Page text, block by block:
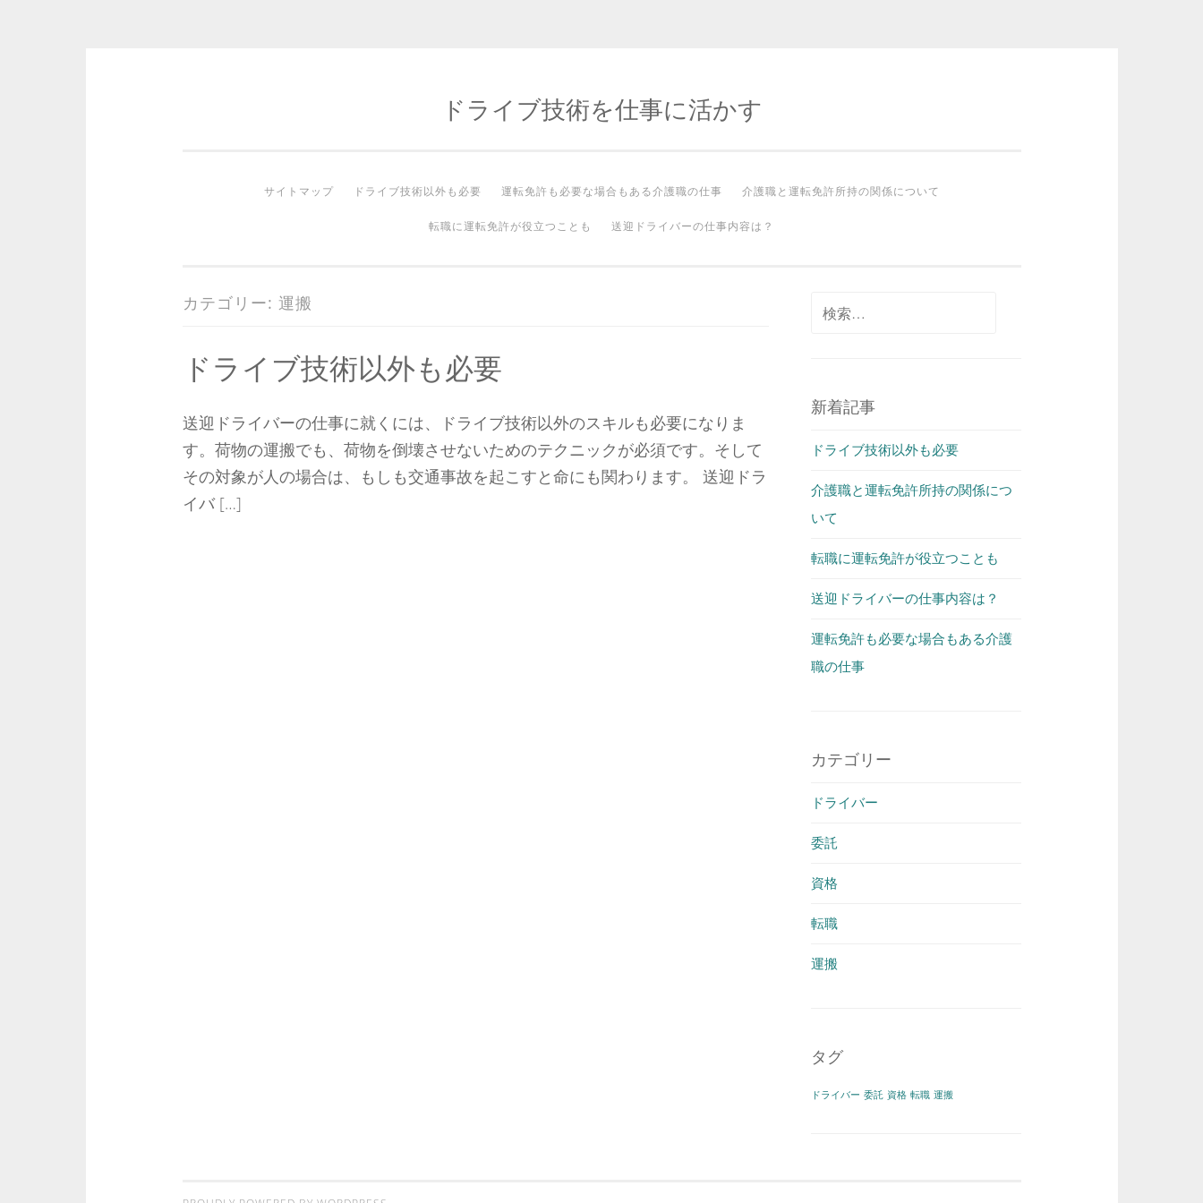
ッ
ドライブ技術を仕事に活かす
サイトマップ ドライブ技術以外も必要 運転免許も必要な場合もある介護職の仕事 介護職と運転免許所持の関係について
転職に運転免許が役立つことも 送迎ドライバーの仕事内容は？
カテゴリー: 運搬
ドライブ技術以外も必要
送迎ドライバーの仕事に就くには、ドライブ技術以外のスキルも必要になりま
す。荷物の運搬でも、荷物を倒壊させないためのテクニックが必須です。そして
その対象が人の場合は、もしも交通事故を起こすと命にも関わります。 送迎ドラ
イバ […]
新着記事
ドライブ技術以外も必要
介護職と運転免許所持の関係につ
いて
転職に運転免許が役立つことも
送迎ドライバーの仕事内容は？
運転免許も必要な場合もある介護
職の仕事
カテゴリー
ドライバー
委託
資格
転職
運搬
タグ
ドライバー 委託 資格 転職 運搬